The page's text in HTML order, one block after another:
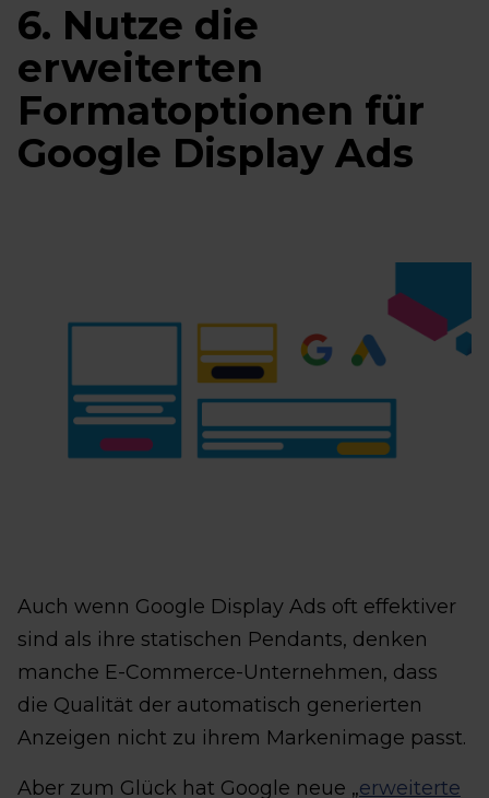
6. Nutze die
erweiterten
Formatoptionen für
Google Display Ads
Auch wenn Google Display Ads oft effektiver
sind als ihre statischen Pendants, denken
manche E-Commerce-Unternehmen, dass
die Qualität der automatisch generierten
Anzeigen nicht zu ihrem Markenimage passt.
Aber zum Glück hat Google neue „erweiterte